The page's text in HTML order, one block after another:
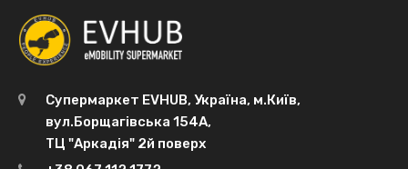
Супермаркет EVHUB, Україна, м.Київ,
вул.Борщагівська 154А,
ТЦ "Аркадія" 2й поверх